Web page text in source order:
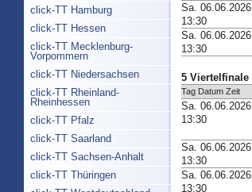
click-TT Hamburg
click-TT Hessen
click-TT Mecklenburg-
Vorpommern
click-TT Niedersachsen
click-TT Rheinland-
Rheinhessen
click-TT Pfalz
click-TT Saarland
click-TT Sachsen-Anhalt
click-TT Thüringen
Sa. 06.06.2026
13:30
Sa. 06.06.2026
13:30
5 Viertelfinale
Tag Datum Zeit
Sa. 06.06.2026
13:30
Sa. 06.06.2026
13:30
Sa. 06.06.2026
13:30